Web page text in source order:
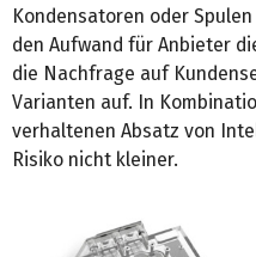
Kondensatoren oder
den Aufwand für Anbieter
die Nachfrage auf
Varianten auf. In
verhaltenen Absatz von
Risiko nicht kleiner.